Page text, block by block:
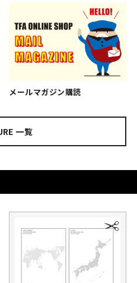
メールマガジン購読
一覧